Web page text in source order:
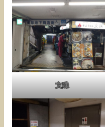
文殊